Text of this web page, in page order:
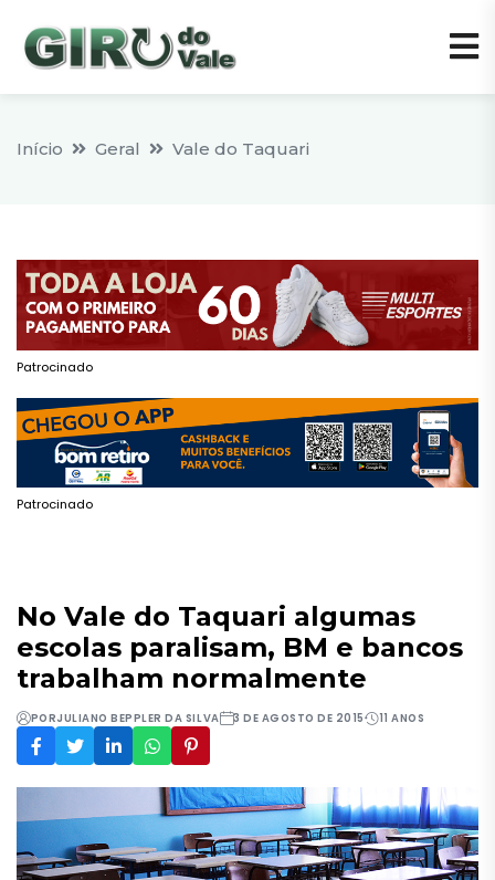
Início Geral Vale do Taquari
Patrocinado
Patrocinado
No Vale do Taquari algumas
escolas paralisam, BM e bancos
trabalham normalmente
PORJULIANO BEPPLER DA SILVA 3 DE AGOSTO DE 2015 11 ANOS